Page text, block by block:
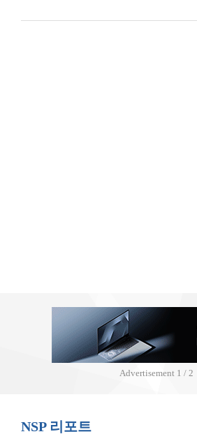
Advertisement 2 / 2
NSP 리포트